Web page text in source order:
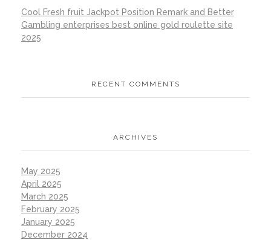
Cool Fresh fruit Jackpot Position Remark and Better
Gambling enterprises best online gold roulette site
2025
RECENT COMMENTS
ARCHIVES
May 2025
April 2025
March 2025
February 2025
January 2025
December 2024